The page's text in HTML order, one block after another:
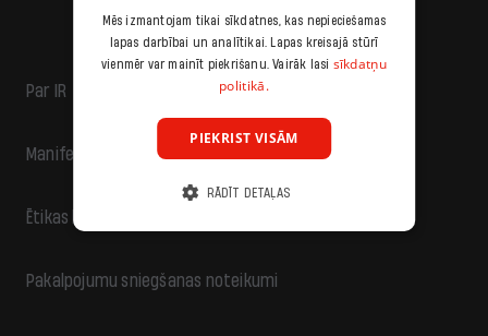
Par IR
Manifests
Ētikas kodekss
Pakalpojumu sniegšanas noteikumi
Mēs izmantojam tikai sīkdatnes, kas nepieciešamas
lapas darbībai un analītikai. Lapas kreisajā stūrī
vienmēr var mainīt piekrišanu. Vairāk lasi sīkdatņu
politikā.
PIEKRIST VISĀM
RĀDĪT DETAĻAS